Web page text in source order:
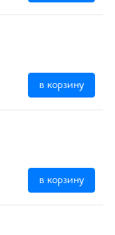
в корзину
в корзину